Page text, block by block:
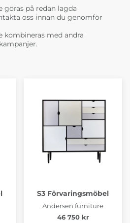
göras på redan lagda
oss innan du genomför
kombineras med andra
S3 Förvaringsmöbel
Andersen furniture
46 750 kr